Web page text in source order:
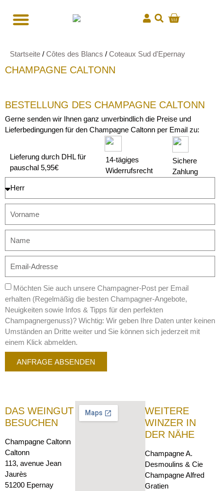
Startseite / Côtes des Blancs / Coteaux Sud d'Epernay
CHAMPAGNE CALTONN
BESTELLUNG DES CHAMPAGNE CALTONN
Gerne senden wir Ihnen ganz unverbindlich die Preise und
Lieferbedingungen für den Champagne Caltonn per Email zu:
Lieferung durch DHL für
pauschal 5,95€
14-tägiges
Widerrufsrecht
Sichere
Zahlung
Möchten Sie auch unsere Champagner-Post per Email
erhalten (Regelmäßig die besten Champagner-Angebote,
Neuigkeiten sowie Infos & Tipps für den perfekten
Champagnergenuss)? Wichtig: Wir geben Ihre Daten unter keinen
Umständen an Dritte weiter und Sie können sich jederzeit mit
einem Klick abmelden.
ANFRAGE ABSENDEN
DAS WEINGUT
BESUCHEN
Champagne Caltonn
Caltonn
113, avenue Jean
Jaurès
51200 Epernay
WEITERE
WINZER IN
DER NÄHE
Champagne A.
Desmoulins & Cie
Champagne Alfred
Gratien